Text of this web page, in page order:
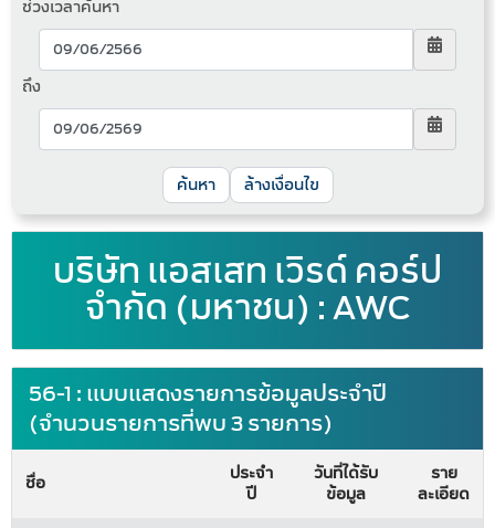
ช่วงเวลาค้นหา
ถึง
ล้างเงื่อนไข
บริษัท แอสเสท เวิรด์ คอร์ป
จำกัด (มหาชน) : AWC
56-1 : แบบแสดงรายการข้อมูลประจำปี
(จำนวนรายการที่พบ 3 รายการ)
ชื่อ
ประจำ
ปี
วันที่ได้รับ
ข้อมูล
ราย
ละเอียด